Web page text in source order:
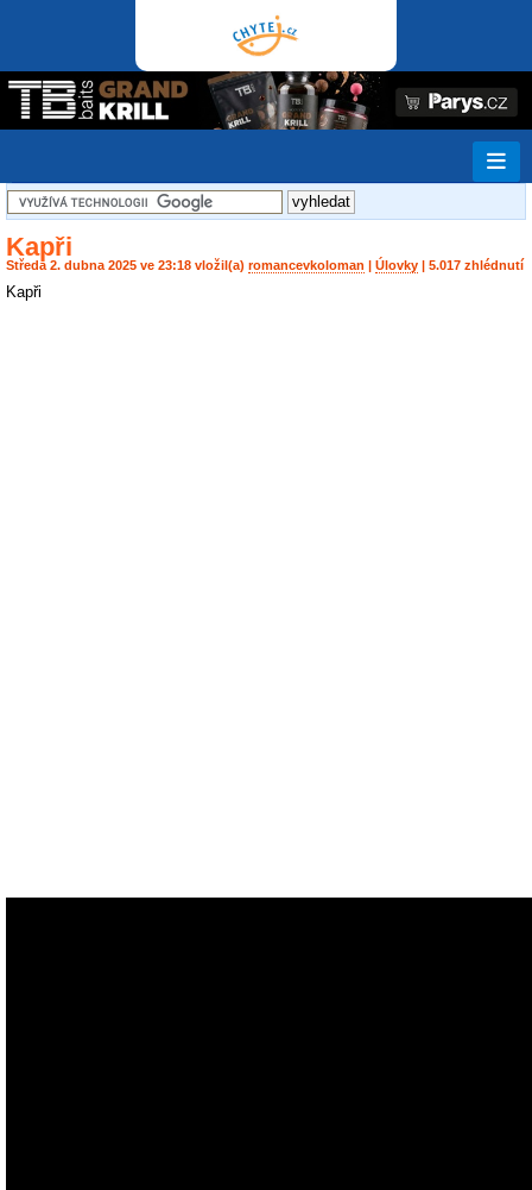
Kapři
Středa 2. dubna 2025 ve 23:18 vložil(a) romancevkoloman Úlovky | 5.017 zhlédnutí
Kapři